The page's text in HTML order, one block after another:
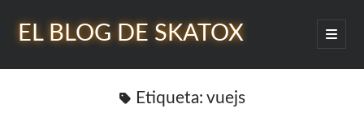
EL BLOG DE SKATOX
abrir
menú
Barra
Etiqueta: vuejs